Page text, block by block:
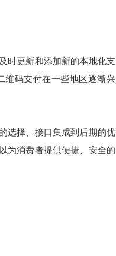
时更新和添加新的本地化支
维码支付在一些地区逐渐兴
选择、接口集成到后期的优
为消费者提供便捷、安全的